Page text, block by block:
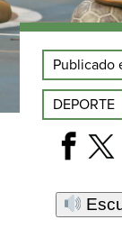
Publicado
DEPORTE